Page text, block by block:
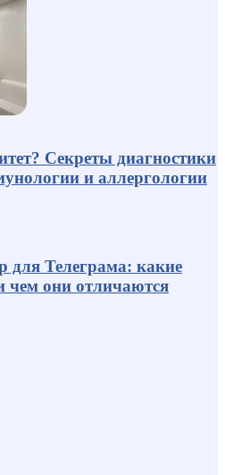
Секреты диагностики
и аллергологии
для Телеграма: какие
чем они отличаются